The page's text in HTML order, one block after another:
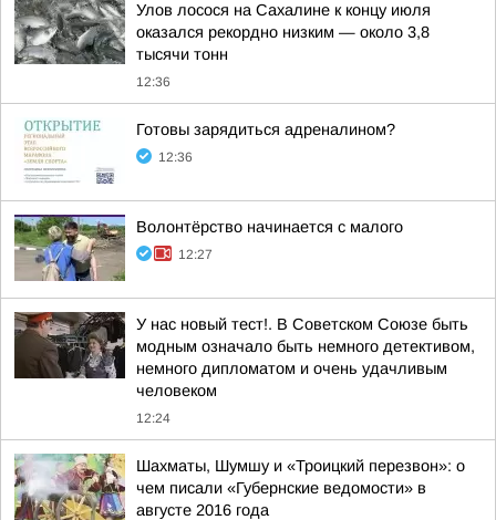
Улов лосося на Сахалине к концу июля
оказался рекордно низким — около 3,8
тысячи тонн
12:36
Готовы зарядиться адреналином?
12:36
Волонтёрство начинается с малого
12:27
У нас новый тест!. В Советском Союзе быть
модным означало быть немного детективом,
немного дипломатом и очень удачливым
человеком
12:24
Шахматы, Шумшу и «Троицкий перезвон»: о
чем писали «Губернские ведомости» в
августе 2016 года